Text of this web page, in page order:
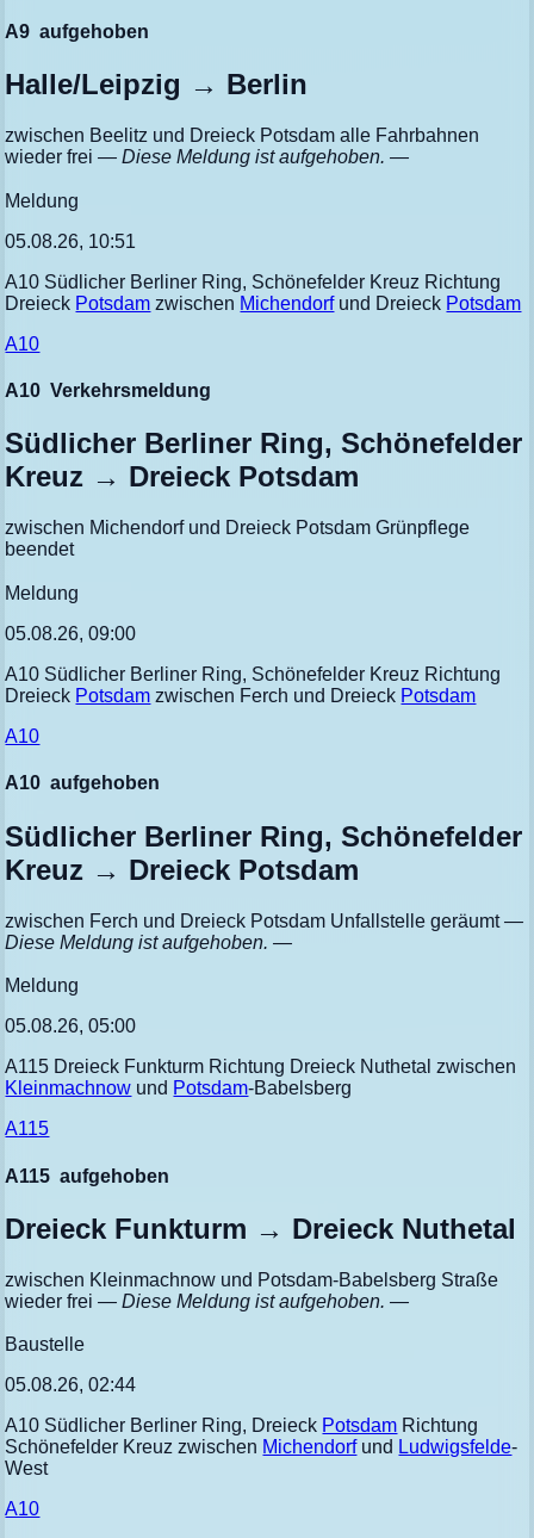
A9 aufgehoben
Halle/Leipzig → Berlin
zwischen Beelitz und Dreieck Potsdam alle Fahrbahnen
wieder frei— Diese Meldung ist aufgehoben. —
Meldung
05.08.26, 10:51
A10 Südlicher Berliner Ring, Schönefelder Kreuz Richtung
Dreieck Potsdam zwischen Michendorfund Dreieck Potsdam
A10
A10 Verkehrsmeldung
Südlicher Berliner Ring, Schönefelder
Kreuz → Dreieck Potsdam
zwischen Michendorf und Dreieck Potsdam Grünpflege
beendet
Meldung
05.08.26, 09:00
A10 Südlicher Berliner Ring, Schönefelder Kreuz Richtung
Dreieck Potsdam zwischen Ferch und Dreieck Potsdam
A10
A10 aufgehoben
Südlicher Berliner Ring, Schönefelder
Kreuz → Dreieck Potsdam
zwischen Ferch und Dreieck Potsdam Unfallstelle geräumt—
Diese Meldung ist aufgehoben. —
Meldung
05.08.26, 05:00
A115 Dreieck Funkturm Richtung Dreieck Nuthetal zwischen
Kleinmachnow und Potsdam-Babelsberg
A115
A115 aufgehoben
Dreieck Funkturm → Dreieck Nuthetal
zwischen Kleinmachnow und Potsdam-Babelsberg Straße
wieder frei— Diese Meldung ist aufgehoben. —
Baustelle
05.08.26, 02:44
A10 Südlicher Berliner Ring, Dreieck Potsdam Richtung
Schönefelder Kreuz zwischen Michendorfund Ludwigsfelde-
West
A10